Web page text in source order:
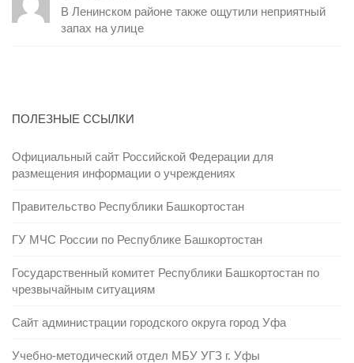
В Ленинском районе также ощутили неприятный
запах на улице
ПОЛЕЗНЫЕ ССЫЛКИ
Официальный сайт Российской Федерации для
размещения информации о учреждениях
Правительство Республики Башкортостан
ГУ МЧС России по Республике Башкортостан
Государственный комитет Республики Башкортостан по
чрезвычайным ситуациям
Сайт администрации городского округа город Уфа
Учебно-методический отдел МБУ УГЗ г. Уфы